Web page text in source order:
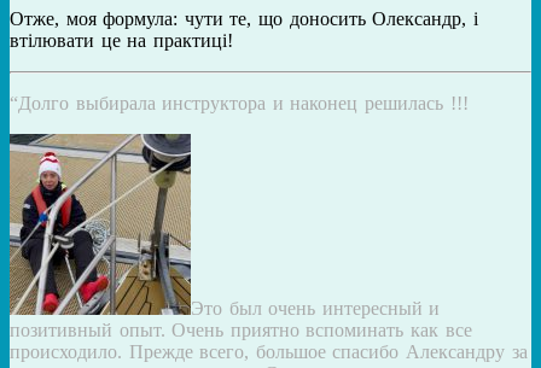
Отже, моя формула: чути те, що доносить Олександр, і
втілювати це на практиці!
“Долго выбирала инструктора и наконец решилась !!!
Это был очень интересный и
позитивный опыт. Очень приятно вспоминать как все
происходило. Прежде всего, большое спасибо Александру за